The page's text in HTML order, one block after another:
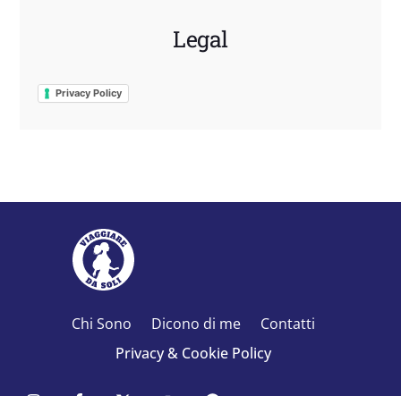
Legal
Privacy Policy
Chi Sono Dicono di me
Contatti
Privacy & Cookie Policy